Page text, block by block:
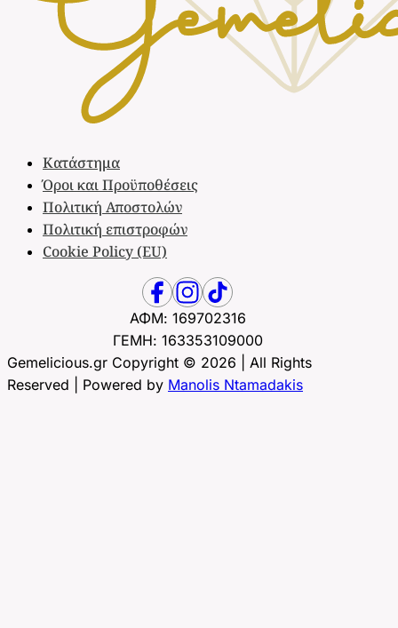
Κατάστημα
Όροι και Προϋποθέσεις
Πολιτική Αποστολών
Πολιτική επιστροφών
Cookie Policy (EU)
ΑΦΜ: 169702316
ΓΕΜΗ: 163353109000
Gemelicious.gr Copyright © 2026 | All Rights
Reserved | Powered by Manolis Ntamadakis